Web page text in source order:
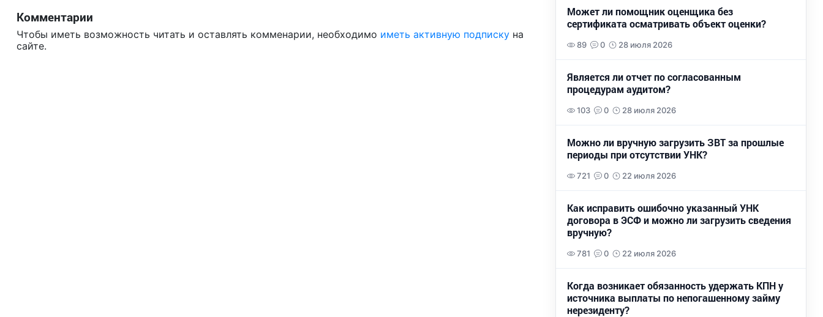
Комментарии
Чтобы иметь возможность читать и оставлять комменарии, необходимо иметь активную подписку на
сайте.
Может ли помощник оценщика без
сертификата осматривать объект оценки?
89 0 28 июля 2026
Является ли отчет по согласованным
процедурам аудитом?
103 0 28 июля 2026
Можно ли вручную загрузить ЗВТ за прошлые
периоды при отсутствии УНК?
721 0 22 июля 2026
Как исправить ошибочно указанный УНК
договора в ЭСФ и можно ли загрузить сведения
вручную?
781 0 22 июля 2026
Когда возникает обязанность удержать КПН у
источника выплаты по непогашенному займу
нерезиденту?